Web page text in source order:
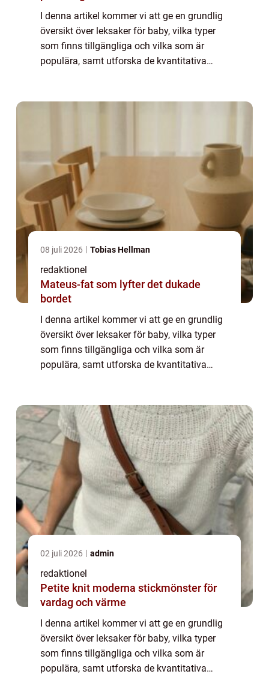
I denna artikel kommer vi att ge en grundlig
översikt över leksaker för baby, vilka typer
som finns tillgängliga och vilka som är
populära, samt utforska de kvantitativa
08 juli 2026 Tobias Hellman
redaktionel
Mateus-fat som lyfter det dukade
bordet
I denna artikel kommer vi att ge en grundlig
översikt över leksaker för baby, vilka typer
som finns tillgängliga och vilka som är
populära, samt utforska de kvantitativa
leksak...
02 juli 2026 admin
redaktionel
Petite knit moderna stickmönster för
vardag och värme
I denna artikel kommer vi att ge en grundlig
översikt över leksaker för baby, vilka typer
som finns tillgängliga och vilka som är
populära, samt utforska de kvantitativa